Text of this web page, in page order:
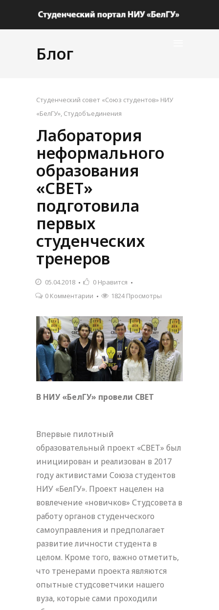
Блог
Студенческий совет «Союз студентов» НИУ
«БелГУ», Студобъединения
Лаборатория
неформального
образования
«СВЕТ»
подготовила
первых
студенческих
тренеров
05.04.2018 0 Нравится
0 Комментарии
1824 Просмотры
В НИУ «БелГУ» провели СВЕТ
Впервые пилотный
образовательный проект «СВЕТ» был
инициирован и реализован в 2017
году активистами Союза студентов
НИУ «БелГУ». Проект нацелен на
вовлечение «новичков» Студсовета в
работу органов студенческого
самоуправления и предполагает
развитие личности студента в
целом. Кроме того, важно отметить,
что тренерами проекта являются
опытные студсоветчики нашего
вуза, которые сами проходили